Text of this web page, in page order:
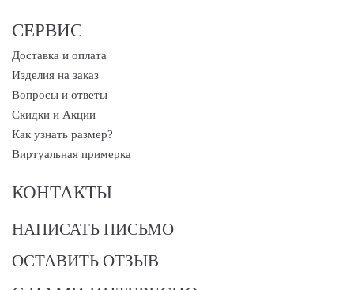
СЕРВИС
Доставка и оплата
Изделия на заказ
Вопросы и ответы
Скидки и Акции
Как узнать размер?
Виртуальная примерка
КОНТАКТЫ
НАПИСАТЬ ПИСЬМО
ОСТАВИТЬ ОТЗЫВ